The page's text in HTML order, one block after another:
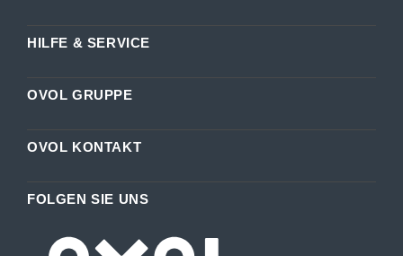
HILFE & SERVICE
OVOL GRUPPE
OVOL KONTAKT
FOLGEN SIE UNS